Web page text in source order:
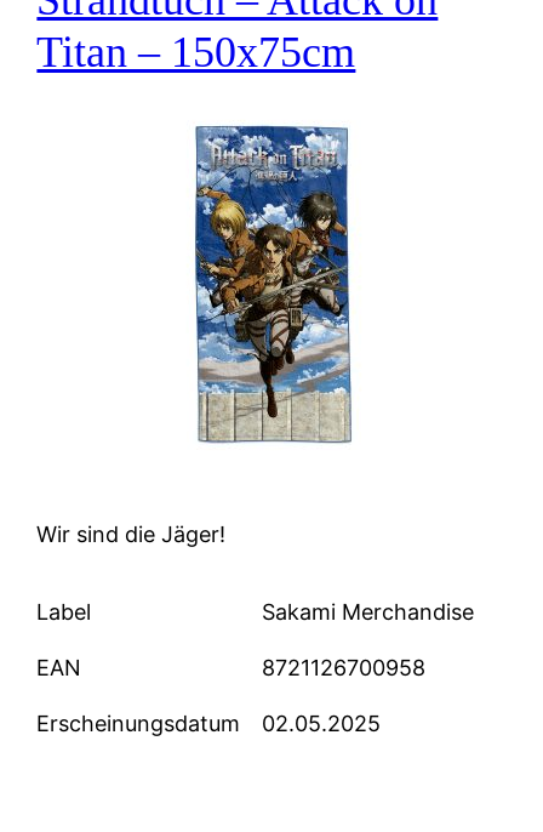
Titan – 150x75cm
Wir sind die Jäger!
Label Sakami Merchandise
EAN 8721126700958
Erscheinungsdatum 02.05.2025